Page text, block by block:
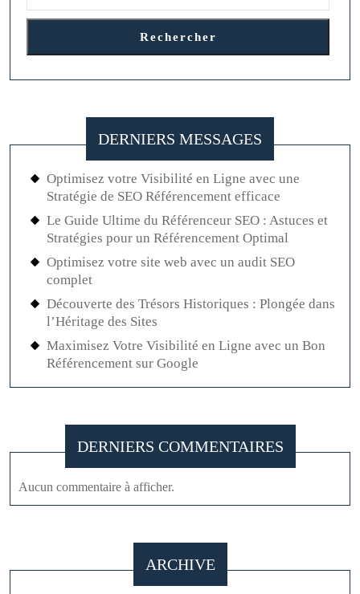
Rechercher
DERNIERS MESSAGES
Optimisez votre Visibilité en Ligne avec une
Stratégie de SEO Référencement efficace
Le Guide Ultime du Référenceur SEO : Astuces et
Stratégies pour un Référencement Optimal
Optimisez votre site web avec un audit SEO
complet
Découverte des Trésors Historiques : Plongée dans
l’Héritage des Sites
Maximisez Votre Visibilité en Ligne avec un Bon
Référencement sur Google
DERNIERS COMMENTAIRES
Aucun commentaire à afficher.
ARCHIVE